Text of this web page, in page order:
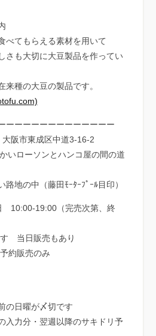
べてもらえる素材を用いて
さも大切に大豆製品を作ってい
来種の大豆の製品です。
ーーーーーーーーーーーーー
阪市東成区中道3-16-2
いローソンとハンコ屋の間の道
地の中（藤田ﾓｰﾀｰﾌﾟｰﾙ目印）
10:00-19:00（完売次第、終
当日販売もあり
約販売のみ
の日曜が〆切です
入力分・翌週以降のサキドリ予